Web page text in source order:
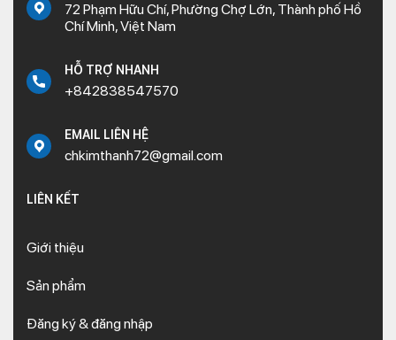
72 Phạm Hữu Chí, Phường Chợ Lớn, Thành phố Hồ
Chí Minh, Việt Nam
HỖ TRỢ NHANH
+842838547570
EMAIL LIÊN HỆ
chkimthanh72@gmail.com
LIÊN KẾT
Giới thiệu
Sản phẩm
Đăng ký & đăng nhập